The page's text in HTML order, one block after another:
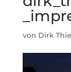
von Dirk